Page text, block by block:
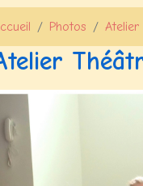
Photos Atelier